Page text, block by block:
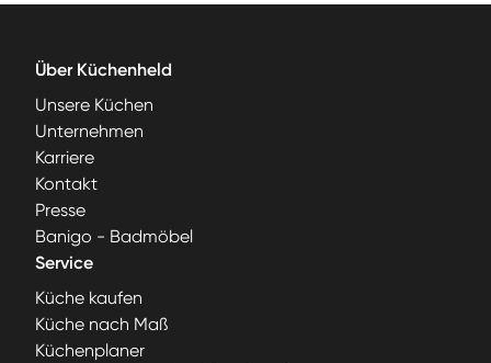
Über Küchenheld
Unsere Küchen
Unternehmen
Karriere
Kontakt
Presse
Banigo - Badmöbel
Service
Küche kaufen
Küche nach Maß
Küchenplaner